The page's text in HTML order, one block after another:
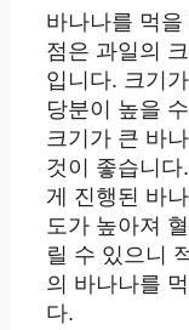
바나나를 먹
점은 과일의
입니다. 크기
당분이 높을
크기가 큰 바
것이 좋습니다
게 진행된 바
도가 높아져
릴 수 있으니
의 바나나를
다.